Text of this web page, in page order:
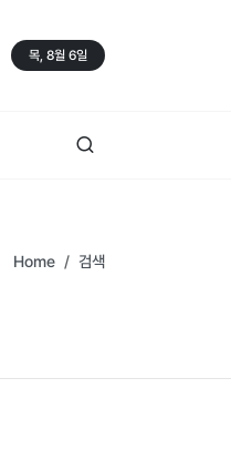
목, 8월 6일
Home 검색